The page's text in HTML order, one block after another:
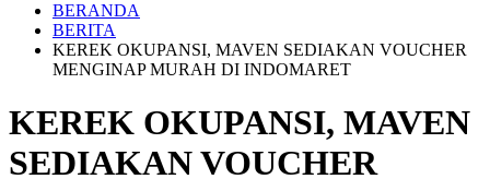
BERANDA
BERITA
KEREK OKUPANSI, MAVEN SEDIAKAN VOUCHER
MENGINAP MURAH DI INDOMARET
KEREK OKUPANSI, MAVEN
SEDIAKAN VOUCHER